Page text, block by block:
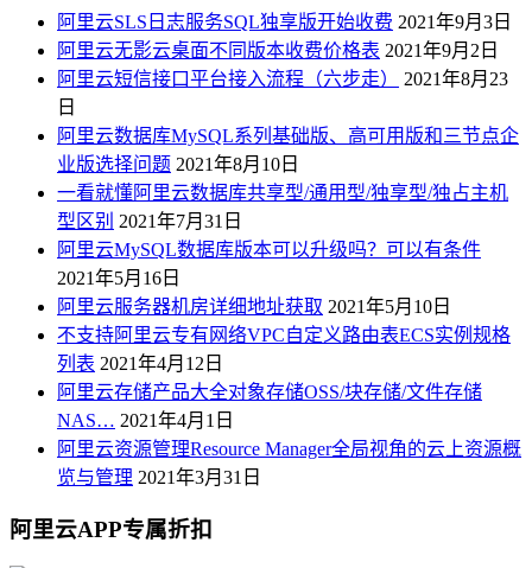
阿里云SLS日志服务SQL独享版开始收费 2021年9月3日
阿里云无影云桌面不同版本收费价格表 2021年9月2日
阿里云短信接口平台接入流程（六步走）
2021年8月23
日
阿里云数据库MySQL系列基础版、高可用版和三节点企
业版选择问题 2021年8月10日
一看就懂阿里云数据库共享型/通用型/独享型/独占主机
型区别 2021年7月31日
阿里云MySQL数据库版本可以升级吗？可以有条件
2021年5月16日
阿里云服务器机房详细地址获取 2021年5月10日
不支持阿里云专有网络VPC自定义路由表ECS实例规格
列表 2021年4月12日
阿里云存储产品大全对象存储OSS/块存储/文件存储
NAS… 2021年4月1日
阿里云资源管理Resource Manager全局视角的云上资源概
览与管理 2021年3月31日
阿里云APP专属折扣